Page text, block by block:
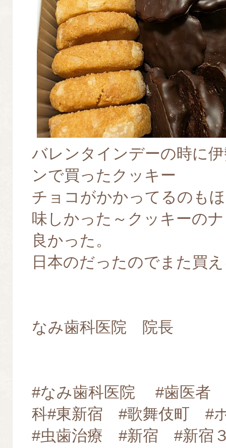
バレンタインデーの時に
ンで買ったクッキー
チョコがかかってるのも
味しかった～クッキーの
良かった。
日本のだったのでまた買
なみ歯科医院 院長
#なみ歯科医院 #歯医者
科#東新宿 #歌舞伎町 #
#虫歯治療 #新宿 #新宿